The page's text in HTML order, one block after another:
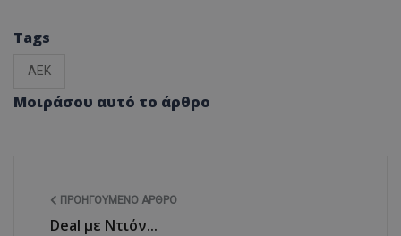
Tags
ΑΕΚ
Μοιράσου αυτό το άρθρο
ΠΡΟΗΓΟΎΜΕΝΟ ΆΡΘΡΟ
Deal με Ντιόν...